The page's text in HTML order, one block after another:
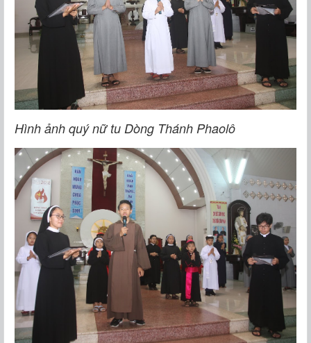
Hình ảnh quý nữ tu Dòng Thánh Phaolô